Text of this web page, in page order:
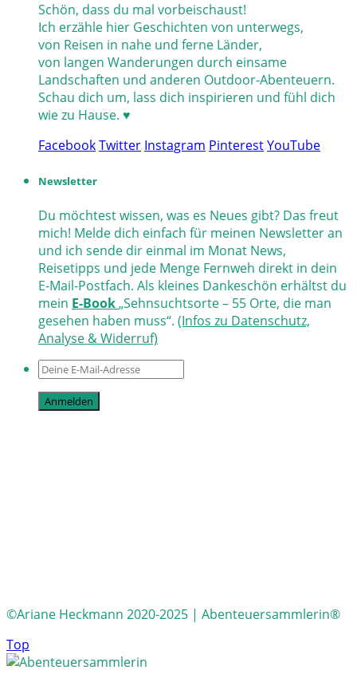
Schön, dass du mal vorbeischaust!
Ich erzähle hier Geschichten von unterwegs,
von Reisen in nahe und ferne Länder,
von langen Wanderungen durch einsame
Landschaften und anderen Outdoor-Abenteuern.
Schau dich um, lass dich inspirieren und fühl dich
wie zu Hause. ♥
FacebookTwitter Instagram PinterestYouTube
Newsletter
Du möchtest wissen, was es Neues gibt? Das freut
mich! Melde dich einfach für meinen Newsletter an
und ich sende dir einmal im Monat News,
Reisetipps und jede Menge Fernweh direkt in dein
E-Mail-Postfach. Als kleines Dankeschön erhältst du
mein E-Book„Sehnsuchtsorte – 55 Orte, die man
gesehen haben muss“. (Infos zu Datenschutz,
Analyse & Widerruf)
©Ariane Heckmann 2020-2025 | Abenteuersammlerin®
Top